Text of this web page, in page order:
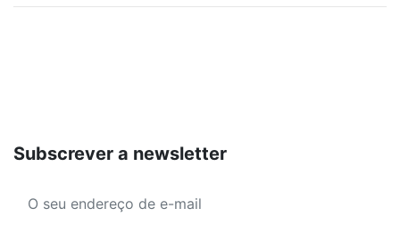
Subscrever a newsletter